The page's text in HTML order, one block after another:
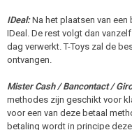
IDeal:Na het plaatsen van
IDeal. De rest volgt dan
dag verwerkt. T-Toys zal de
ontvangen.
Mister Cash / Bancontact /
methodes zijn geschikt voor
voor een van deze betaal
betaling wordt in principe